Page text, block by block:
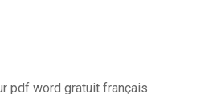
pdf word gratuit français